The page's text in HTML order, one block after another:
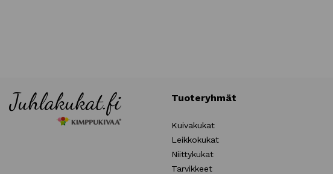
Tuoteryhmät
Kuivakukat
Leikkokukat
Niittykukat
Tarvikkeet